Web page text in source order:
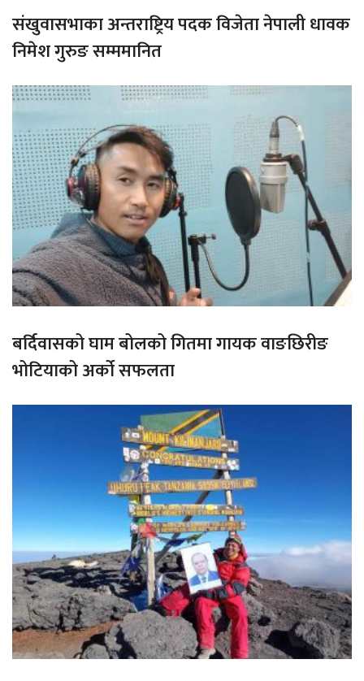
संखुवासभाका अन्तराष्ट्रिय पदक विजेता नेपाली धावक
निमेश गुरुङ सम्ममानित
बर्दिवासको घाम बोलको गितमा गायक वाङछिरीङ
भोटियाको अर्को सफलता